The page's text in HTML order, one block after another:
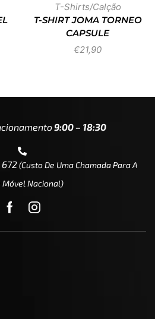
T-Shirts/Calção
T-SHIRT JOMA TORNEO
CAPSULE
€21,90
9:00 – 18:30
(custo De Uma Chamada Para A
Móvel Nacional)